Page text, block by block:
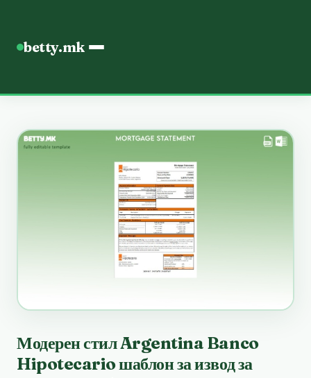
betty.mk
Модерен стил Argentina Banco
Hipotecario шаблон за извод за